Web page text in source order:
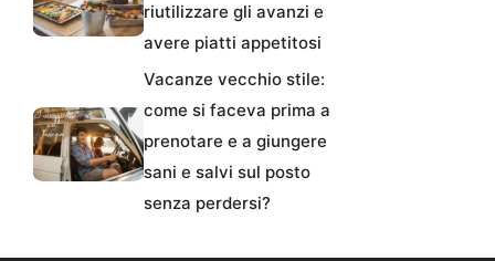
riutilizzare gli avanzi e
avere piatti appetitosi
Vacanze vecchio stile:
come si faceva prima a
prenotare e a giungere
sani e salvi sul posto
senza perdersi?